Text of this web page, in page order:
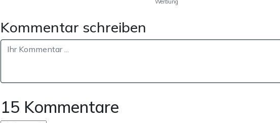
Werbung
Kommentar schreiben
15 Kommentare